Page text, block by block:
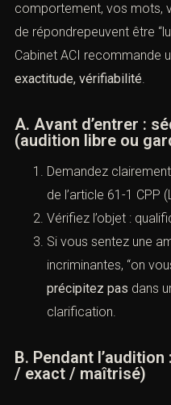
comportement, vos mots,
de répondrepeuvent être
Cabinet ACI recommande
exactitude, vérifiabilité.
A. Avant d’entrer :
(audition libre ou
Demandez
de l’article 61-1 CPP
Vérifiez l’objet :
Si vous sentez une
incriminantes, “on
précipitez pas dans
clarification.
B. Pendant
/ exact / maîtrisé)